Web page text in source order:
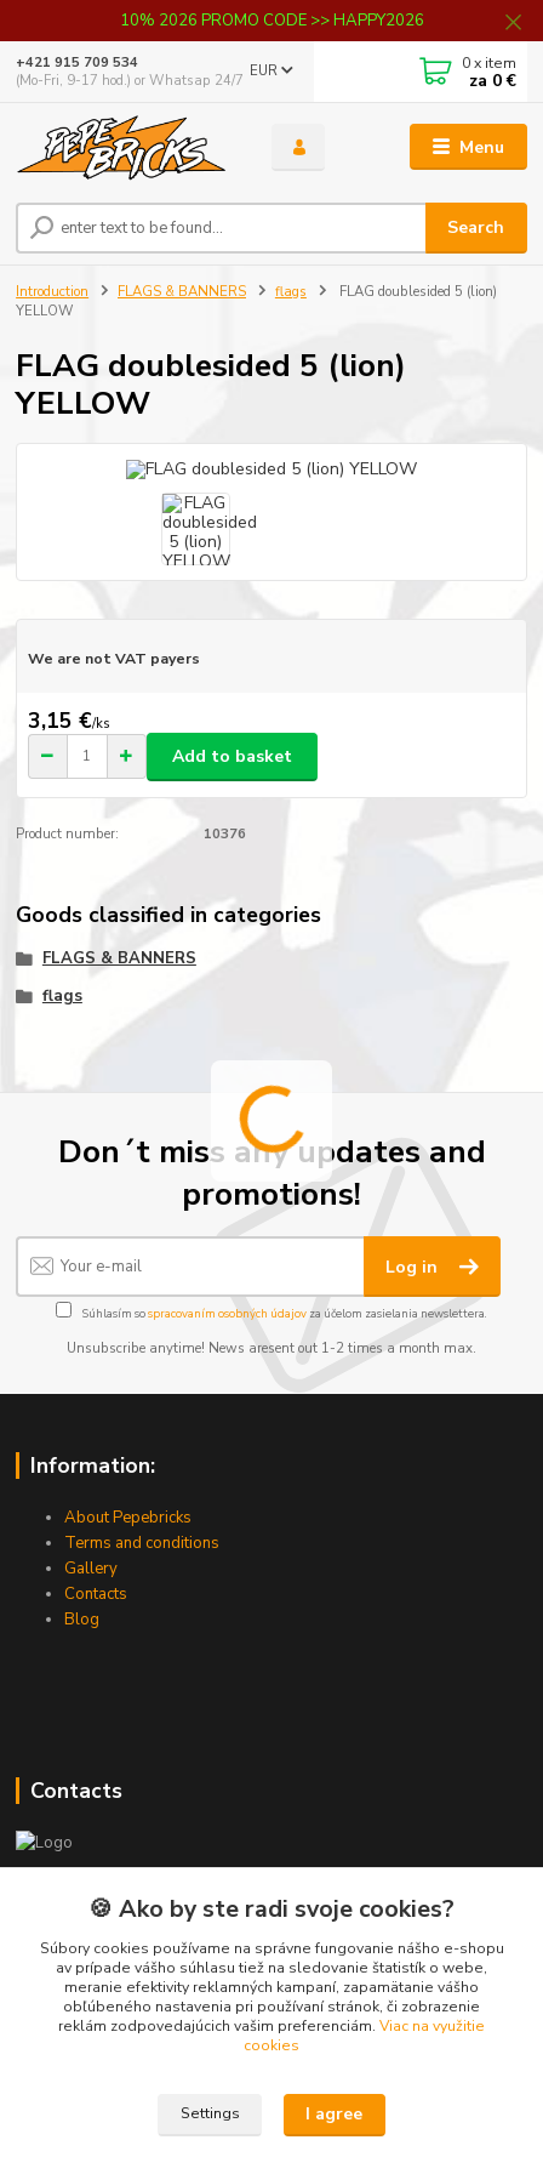
10% 2026 PROMO CODE >> HAPPY2026
Menu
EUR
Search
+421 915 709 534
(Mo-Fri, 9-17 hod.) or Whatsap 24/7
0x item
za 0 €
Introduction FLAGS & BANNERS flags
FLAG doublesided 5 (lion)
YELLOW
FLAG doublesided 5 (lion)
YELLOW
We are not VAT payers
3,15 €/ks
Add to basket
Product number: 10376
Goods classified in categories
FLAGS & BANNERS
flags
Don´t miss any updates and
promotions!
Log in
Súhlasím sospracovaním osobných údajov za účelom zasielania newslettera.
Unsubscribe anytime! News aresent out 1-2 times a month max.
Information:
About Pepebricks
Terms and conditions
Gallery
Contacts
Blog
Contacts
+421 915 709 534
(Mo-Fri, 9-17 hod.) or Whatsap 24/7
skifi.space@gmail.com
🍪 Ako by ste radi svoje cookies?
Súbory cookies používame na správne fungovanie nášho e-shopu
av prípade vášho súhlasu tiež na sledovanie štatistík o webe,
meranie efektivity reklamných kampaní, zapamätanie vášho
obľúbeného nastavenia pri používaní stránok, či zobrazenie
reklám zodpovedajúcich vašim preferenciám. Viac na využitie
cookies
Settings I agree